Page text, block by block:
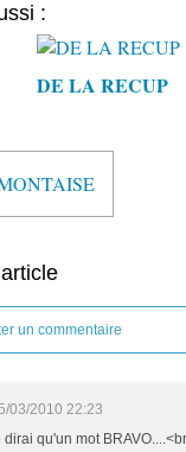
:
DE LA RECUP
un commentaire
03/2010 22:23
dirai qu'un mot